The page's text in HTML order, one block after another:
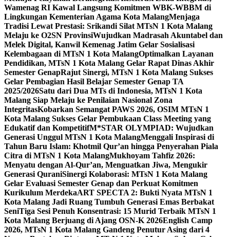
Wamenag RI Kawal Langsung Komitmen WBK-WBBM di
Lingkungan Kementerian Agama Kota MalangMenjaga
Tradisi Lewat Prestasi: Srikandi Silat MTsN 1 Kota Malang
Melaju ke O2SN ProvinsiWujudkan Madrasah Akuntabel dan
Melek Digital, Kanwil Kemenag Jatim Gelar Sosialisasi
Kelembagaan di MTsN 1 Kota MalangOptimalkan Layanan
Pendidikan, MTsN 1 Kota Malang Gelar Rapat Dinas Akhir
Semester GenapRajut Sinergi, MTsN 1 Kota Malang Sukses
Gelar Pembagian Hasil Belajar Semester Genap TA
2025/2026Satu dari Dua MTs di Indonesia, MTsN 1 Kota
Malang Siap Melaju ke Penilaian Nasional Zona
IntegritasKobarkan Semangat PAWS 2026, OSIM MTsN 1
Kota Malang Sukses Gelar Pembukaan Class Meeting yang
Edukatif dan KompetitifM*STAR OLYMPIAD: Wujudkan
Generasi Unggul MTsN 1 Kota MalangMenggali Inspirasi di
Tahun Baru Islam: Khotmil Qur’an hingga Penyerahan Piala
Citra di MTsN 1 Kota MalangMukhoyam Tahfiz 2026:
Menyatu dengan Al-Qur’an, Menguatkan Jiwa, Mengukir
Generasi QuraniSinergi Kolaborasi: MTsN 1 Kota Malang
Gelar Evaluasi Semester Genap dan Perkuat Komitmen
Kurikulum MerdekaART SPECTA 2: Bukti Nyata MTsN 1
Kota Malang Jadi Ruang Tumbuh Generasi Emas Berbakat
SeniTiga Sesi Penuh Konsentrasi: 15 Murid Terbaik MTsN 1
Kota Malang Berjuang di Ajang OSN-K 2026English Camp
2026, MTsN 1 Kota Malang Gandeng Penutur Asing dari 4